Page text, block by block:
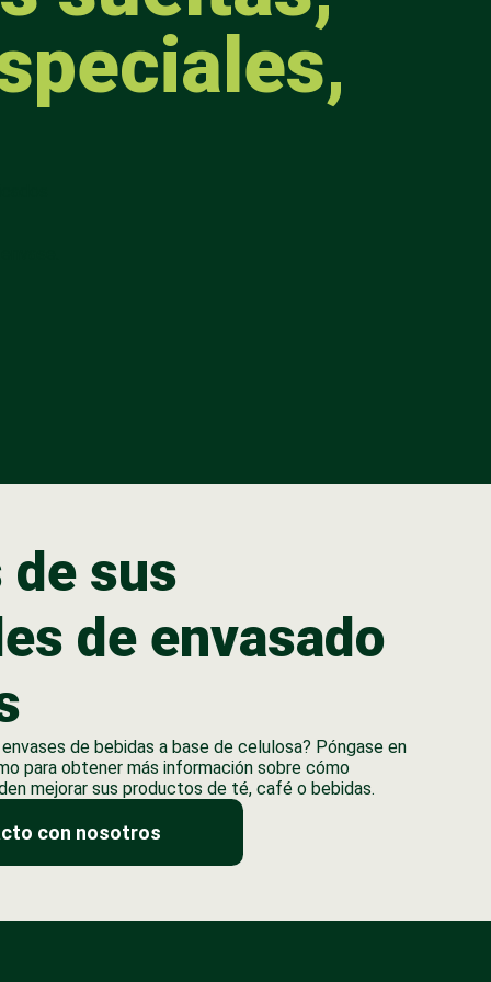
de sus
de envasado
de bebidas a base de celulosa? Póngase en
para obtener más información sobre cómo
mejorar sus productos de té, café o bebidas.
con nosotros